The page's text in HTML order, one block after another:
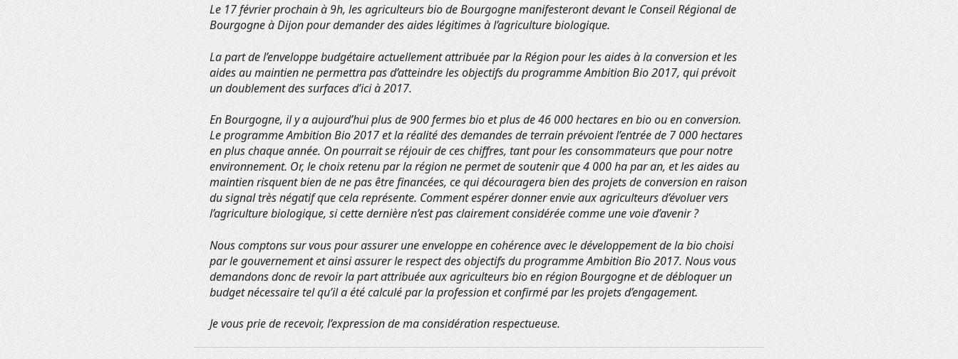
Le 17 février prochain à 9h, les agriculteurs bio de Bourgogne manifesteront devant le Conseil Régional de
Bourgogne à Dijon pour demander des aides légitimes à l’agriculture biologique.
La part de l’enveloppe budgétaire actuellement attribuée par la Région pour les aides à la conversion et les
aides au maintien ne permettra pas d’atteindre les objectifs du programme Ambition Bio 2017, qui prévoit
un doublement des surfaces d’ici à 2017.
En Bourgogne, il y a aujourd’hui plus de 900 fermes bio et plus de 46 000 hectares en bio ou en conversion.
Le programme Ambition Bio 2017 et la réalité des demandes de terrain prévoient l’entrée de 7 000 hectares
en plus chaque année. On pourrait se réjouir de ces chiffres, tant pour les consommateurs que pour notre
environnement. Or, le choix retenu par la région ne permet de soutenir que 4 000 ha par an, et les aides au
maintien risquent bien de ne pas être financées, ce qui découragera bien des projets de conversion en raison
du signal très négatif que cela représente. Comment espérer donner envie aux agriculteurs d’évoluer vers
l’agriculture biologique, si cette dernière n’est pas clairement considérée comme une voie d’avenir ?
Nous comptons sur vous pour assurer une enveloppe en cohérence avec le développement de la bio choisi
par le gouvernement et ainsi assurer le respect des objectifs du programme Ambition Bio 2017. Nous vous
demandons donc de revoir la part attribuée aux agriculteurs bio en région Bourgogne et de débloquer un
budget nécessaire tel qu’il a été calculé par la profession et confirmé par les projets d’engagement.
Je vous prie de recevoir, l’expression de ma considération respectueuse.